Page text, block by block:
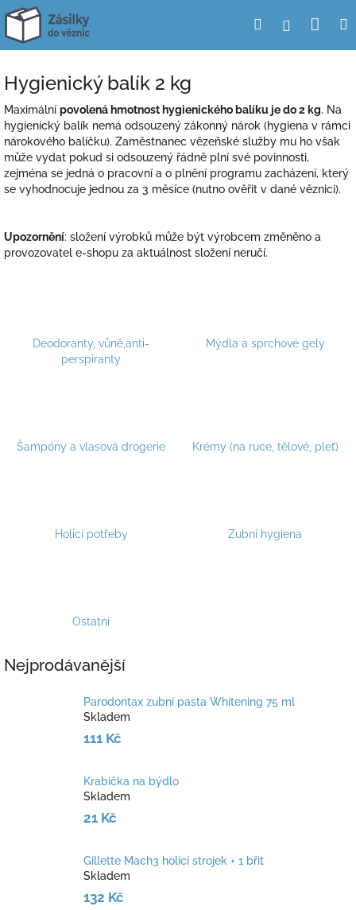
Přejít
obsah
HledatPřihlášení
Hygienický balík 2 kg
Maximální povolená hmotnost hygienického balíku je do 2 kg. Na
hygienický balík nemá odsouzený zákonný nárok (hygiena v rámci
nárokového balíčku). Zaměstnanec vězeňské služby mu ho však
může vydat pokud si odsouzený řádně plní své povinnosti,
zejména se jedná o pracovní a o plnění programu zacházení, který
se vyhodnocuje jednou za 3 měsíce (nutno ověřit v dané věznici).
Upozornění: složení výrobků může být výrobcem změněno a
provozovatel e-shopu za aktuálnost složení neručí.
Deodoranty, vůně,anti-
perspiranty
Mýdla a sprchové gely
Šampóny a vlasová drogerie Krémy (na ruce, tělové, pleť)
Holicí potřeby Zubní hygiena
Ostatní
Nejprodávanější
Parodontax zubní pasta Whitening 75 ml
Skladem
111 Kč
Krabička na býdlo
Skladem
21 Kč
Gillette Mach3 holící strojek + 1 břit
Skladem
132 Kč